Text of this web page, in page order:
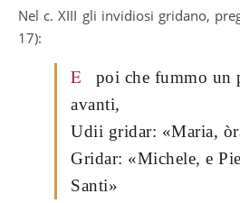
Nel c. XIII gli invidiosi gridano,
17):
E
poi che fummo un
avanti,
Udii gridar: «Maria,
Gridar: «Michele, e
Santi»